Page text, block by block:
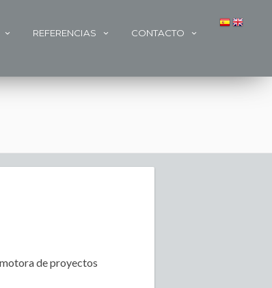
REFERENCIAS CONTACTO
de proyectos